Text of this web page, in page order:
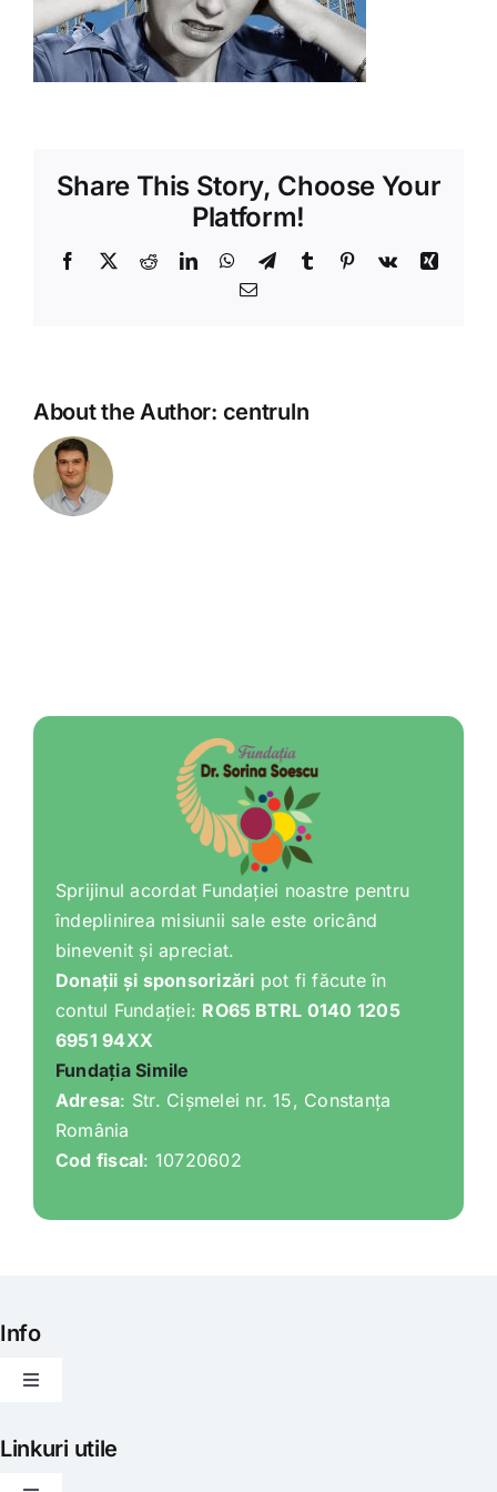
Shop
Tratamente naturale
Share This Story, Choose Your
Platform!
Facebook
X RedditLinkedInWhatsApp
TelegramTumblr Pinterest
Vk
Xing
Email
About the Author: centruln
Sprijinul acordat Fundației noastre pentru
îndeplinirea misiunii sale este oricând
binevenit și apreciat.
Donații și sponsorizări pot fi făcute în
contul Fundației: RO65 BTRL 0140 1205
6951 94XX
Fundația Simile
Adresa: Str. Cișmelei nr. 15, Constanța
România
Cod fiscal: 10720602
Info
Toggle
Articole
Linkuri utile